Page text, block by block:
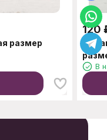
размер
120
В